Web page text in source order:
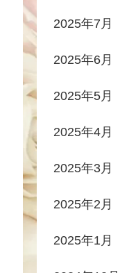
2025年7月
2025年6月
2025年5月
2025年4月
2025年3月
2025年2月
2025年1月